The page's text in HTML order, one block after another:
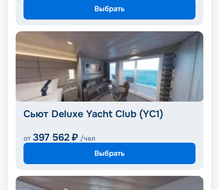
Выбрать
Сьют Deluxe Yacht Club (YC1)
от 397 562 ₽ /чел
Выбрать